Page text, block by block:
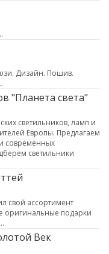
Дизайн. Пошив.
"Планета света"
светильников, ламп и
Европы. Предлагаем
современных
светильники
свой ассортимент
оригинальные подарки
Век